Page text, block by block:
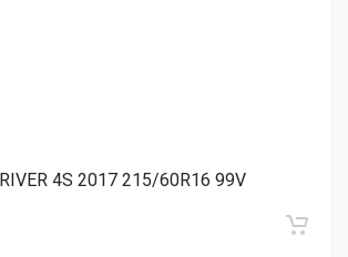
4S 2017 215/60R16 99V